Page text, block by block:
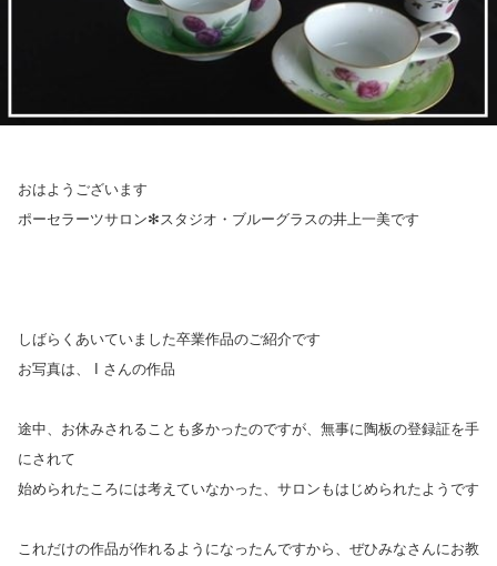
おはようございます
ポーセラーツサロン✻スタジオ・ブルーグラスの井上一美です
しばらくあいていました卒業作品のご紹介です
お写真は、 I さんの作品
途中、お休みされることも多かったのですが、無事に陶板の登録証を手
にされて
始められたころには考えていなかった、サロンもはじめられたようです
これだけの作品が作れるようになったんですから、ぜひみなさんにお教